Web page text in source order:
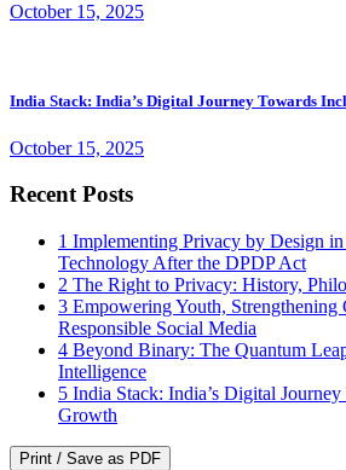
October 15, 2025
India Stack: India’s Digital Journey Towards
October 15, 2025
Recent Posts
1 Implementing Privacy by Design
Technology After the DPDP Act
2 The Right to Privacy: History,
3 Empowering Youth, Strengthening
Responsible Social Media
4 Beyond Binary: The Quantum
Intelligence
5 India Stack: India’s Digital
Growth
Print / Save as PDF